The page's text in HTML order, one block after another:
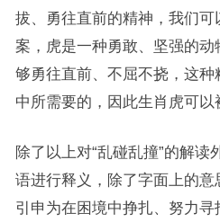
拔、勇往直前的精神，我们
案，虎是一种勇敢、坚强的
够勇往直前、不屈不挠，这种
中所需要的，因此生肖虎可以
除了以上对“乱碰乱撞”的解
语进行释义，除了字面上的意
引申为在困境中挣扎、努力